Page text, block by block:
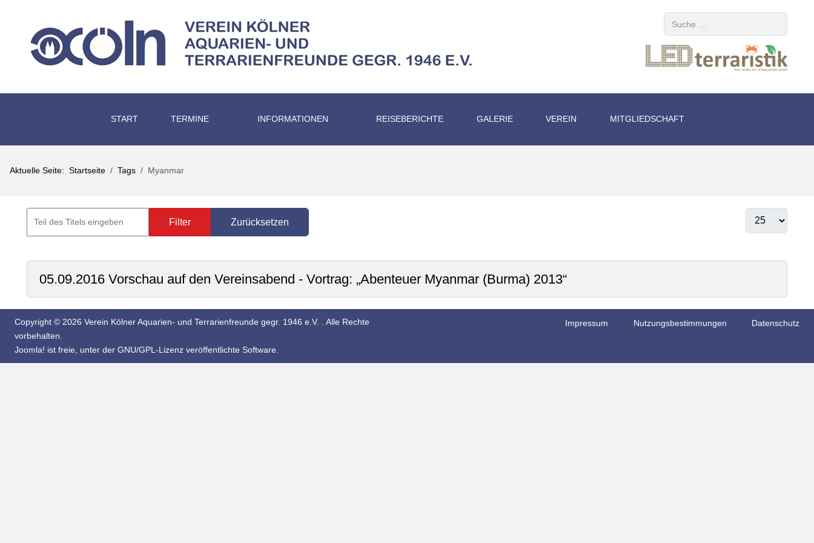
START TERMINE INFORMATIONEN REISEBERICHTE GALERIE VEREIN MITGLIEDSCHAFT
Aktuelle Seite: Startseite Tags Myanmar
Filter Zurücksetzen
05.09.2016 Vorschau auf den Vereinsabend - Vortrag: „Abenteuer Myanmar (Burma) 2013“
Copyright © 2026 Verein Kölner Aquarien- und Terrarienfreunde gegr. 1946 e.V. . Alle Rechte
vorbehalten.
Joomla! ist freie, unter der GNU/GPL-Lizenz veröffentlichte Software.
Impressum Nutzungsbestimmungen Datenschutz